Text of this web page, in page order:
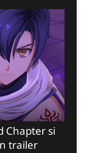
Chapter si
trailer